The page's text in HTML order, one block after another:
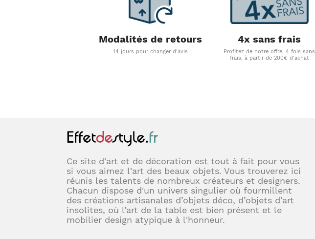
Modalités de retours
14 jours pour changer d'avis
4x sans frais
Profitez de notre offre, 4 fois sans
frais, à partir de 200€ d'achat
Ce site d'art et de décoration est tout à fait pour vous
si vous aimez l'art des beaux objets. Vous trouverez ici
réunis les talents de nombreux créateurs et designers.
Chacun dispose d'un univers singulier où fourmillent
des créations artisanales d’objets déco, d’objets d’art
insolites, où l’art de la table est bien présent et le
mobilier design atypique à l'honneur.